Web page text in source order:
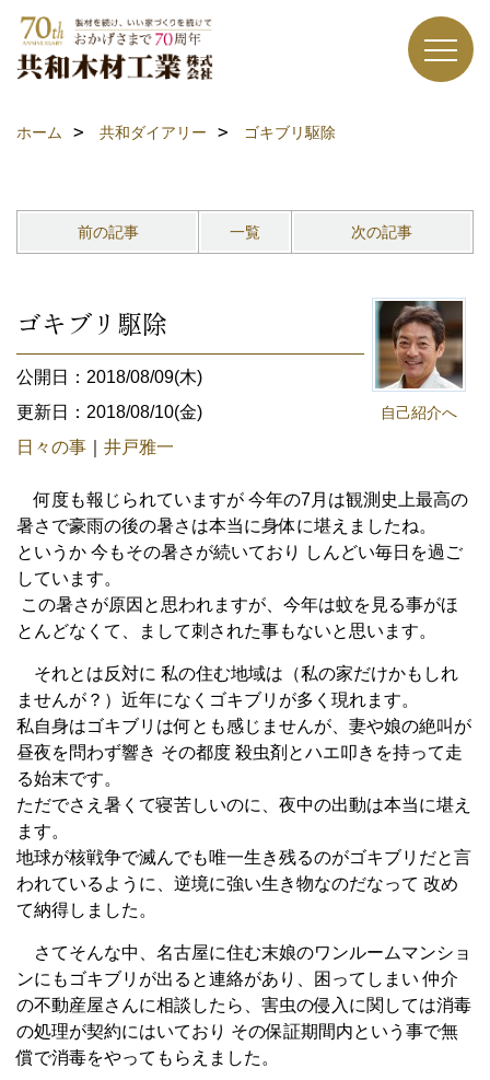
ホーム 共和ダイアリー ゴキブリ駆除
前の記事 一覧 次の記事
自己紹介へ
ゴキブリ駆除
公開日：2018/08/09(木)
更新日：2018/08/10(金)
日々の事
井戸雅一
何度も報じられていますが 今年の7月は観測史上最高の
暑さで豪雨の後の暑さは本当に身体に堪えましたね。
というか 今もその暑さが続いており しんどい毎日を過ご
しています。
この暑さが原因と思われますが、今年は蚊を見る事がほ
とんどなくて、まして刺された事もないと思います。
それとは反対に 私の住む地域は（私の家だけかもしれ
ませんが？）近年になくゴキブリが多く現れます。
私自身はゴキブリは何とも感じませんが、妻や娘の絶叫が
昼夜を問わず響き その都度 殺虫剤とハエ叩きを持って走
る始末です。
ただでさえ暑くて寝苦しいのに、夜中の出動は本当に堪え
ます。
地球が核戦争で滅んでも唯一生き残るのがゴキブリだと言
われているように、逆境に強い生き物なのだなって 改め
て納得しました。
さてそんな中、名古屋に住む末娘のワンルームマンショ
ンにもゴキブリが出ると連絡があり、困ってしまい 仲介
の不動産屋さんに相談したら、害虫の侵入に関しては消毒
の処理が契約にはいており その保証期間内という事で無
償で消毒をやってもらえました。